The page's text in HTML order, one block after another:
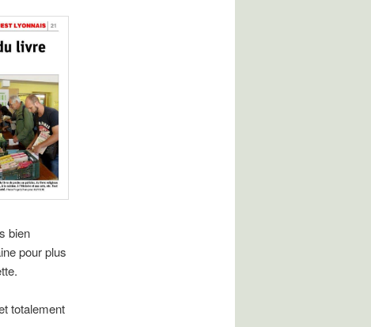
bien
pour plus
totalement